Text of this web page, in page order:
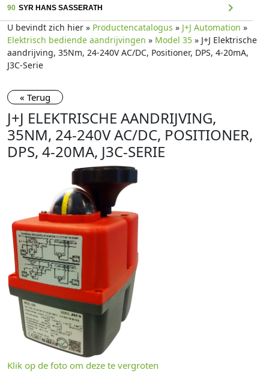
90 SYR HANS SASSERATH chevron_right
U bevindt zich hier » Productencatalogus » J+J Automation »
Elektrisch bediende aandrijvingen » Model 35 » J+J Elektrische
aandrijving, 35Nm, 24-240V AC/DC, Positioner, DPS, 4-20mA,
J3C-Serie
« Terug
J+J ELEKTRISCHE AANDRIJVING,
35NM, 24-240V AC/DC, POSITIONER,
DPS, 4-20MA, J3C-SERIE
Klik op de foto om deze te vergroten